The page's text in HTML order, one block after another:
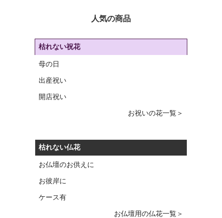
人気の商品
枯れない祝花
母の日
出産祝い
開店祝い
お祝いの花一覧＞
枯れない仏花
お仏壇のお供えに
お彼岸に
ケース有
お仏壇用の仏花一覧＞